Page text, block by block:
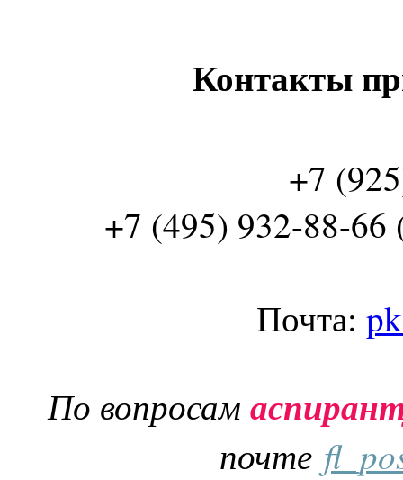
Контакты
+7
+7 (495) 932-88-66
Почта:
По вопросам
почте